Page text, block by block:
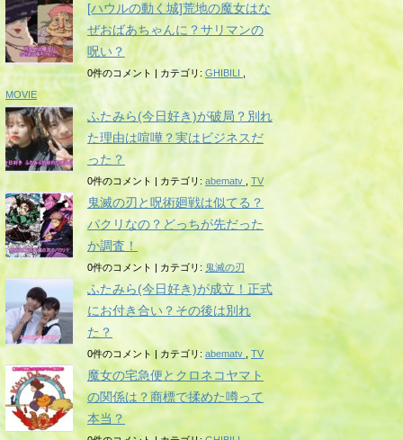
[ハウルの動く城]荒地の魔女はな
ぜおばあちゃんに？サリマンの
呪い？
0件のコメント| カテゴリ:GHIBILI
MOVIE
ふたみら(今日好き)が破局？別れ
た理由は喧嘩？実はビジネスだ
った？
0件のコメント | カテゴリ: abematv TV
鬼滅の刃と呪術廻戦は似てる？
パクリなの？どっちが先だった
か調査！
0件のコメント | カテゴリ: 鬼滅の刃
ふたみら(今日好き)が成立！正式
にお付き合い？その後は別れ
た？
0件のコメント | カテゴリ: abematv TV
魔女の宅急便とクロネコヤマト
の関係は？商標で揉めた噂って
本当？